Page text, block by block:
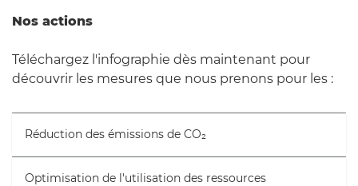
Nos actions
Téléchargez l'infographie dès maintenant pour
découvrir les mesures que nous prenons pour les :
Réduction des émissions de CO₂
Optimisation de l'utilisation des ressources